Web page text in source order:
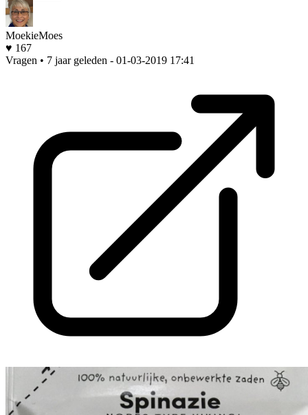
MoekieMoes
♥ 167
Vragen • 7 jaar geleden - 01-03-2019 17:41